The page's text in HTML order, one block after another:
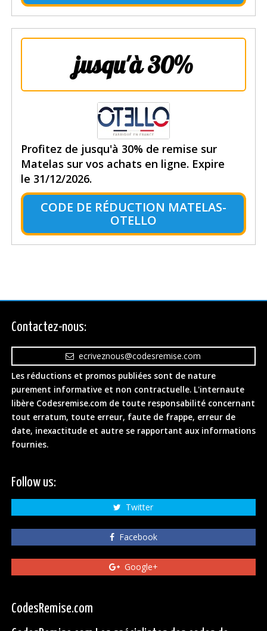
jusqu'à 30%
Profitez de jusqu'à 30% de remise sur
Matelas sur vos achats en ligne. Expire
le 31/12/2026.
CODE DE RÉDUCTION MATELAS-
OTELLO
Contactez-nous:
ecriveznous@codesremise.com
Les réductions et promos publiées sont de nature
purement informative et non contractuelle. L'internaute
libère Codesremise.com de toute responsabilité concernant
tout erratum, toute erreur, faute de frappe, erreur de
date, inexactitude et autre se rapportant aux informations
fournies.
Follow us:
Twitter
Facebook
Google+
CodesRemise.com